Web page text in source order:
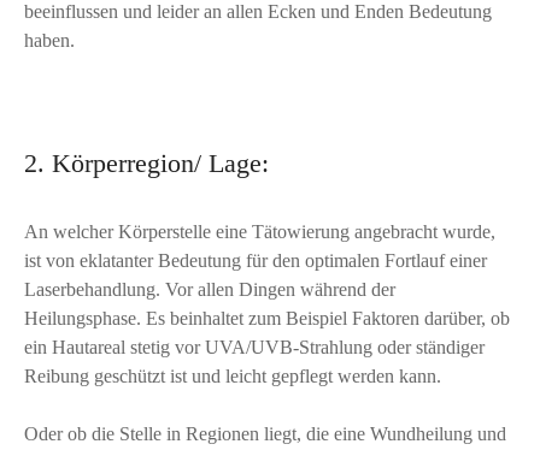
beeinflussen und leider an allen Ecken und Enden Bedeutung
haben.
2. Körperregion/ Lage:
An welcher Körperstelle eine Tätowierung angebracht wurde,
ist von eklatanter Bedeutung für den optimalen Fortlauf einer
Laserbehandlung. Vor allen Dingen während der
Heilungsphase. Es beinhaltet zum Beispiel Faktoren darüber, ob
ein Hautareal stetig vor UVA/UVB-Strahlung oder ständiger
Reibung geschützt ist und leicht gepflegt werden kann.
Oder ob die Stelle in Regionen liegt, die eine Wundheilung und